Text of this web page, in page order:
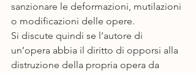
sanzionare le deformazioni, mutilazioni
o modificazioni delle opere.
Si discute quindi se l’autore di
un’opera abbia il diritto di opporsi alla
distruzione della propria opera da